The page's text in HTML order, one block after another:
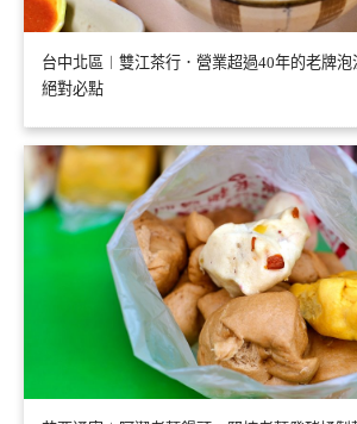
台中北區︱雙江茶行．營業超過40年的老牌
絕對必點